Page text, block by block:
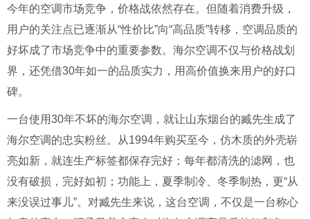
今年的空调市场竞争，价格战依然存在。但随着消费升级，
用户的关注点已逐渐从“性价比”向“高品质”转移，空调品质的
好坏成了市场竞争中的重要参数。海尔空调不仅与价格战划
界，还凭借30年如一的品质实力，用高价值换来用户的好口
碑。
一台使用30年不坏的海尔空调，就让山东烟台的臧先生成了
海尔空调的忠实粉丝。从1994年购买至今，仿木质的外壳崭
亮如新，就连生产标签都保存完好；每年都清洗的滤网，也
没有破损，完好如初；功能上，夏季制冷、冬季制热，更“从
来没误过事儿”。对臧先生来说，这台空调，不仅是一台称心